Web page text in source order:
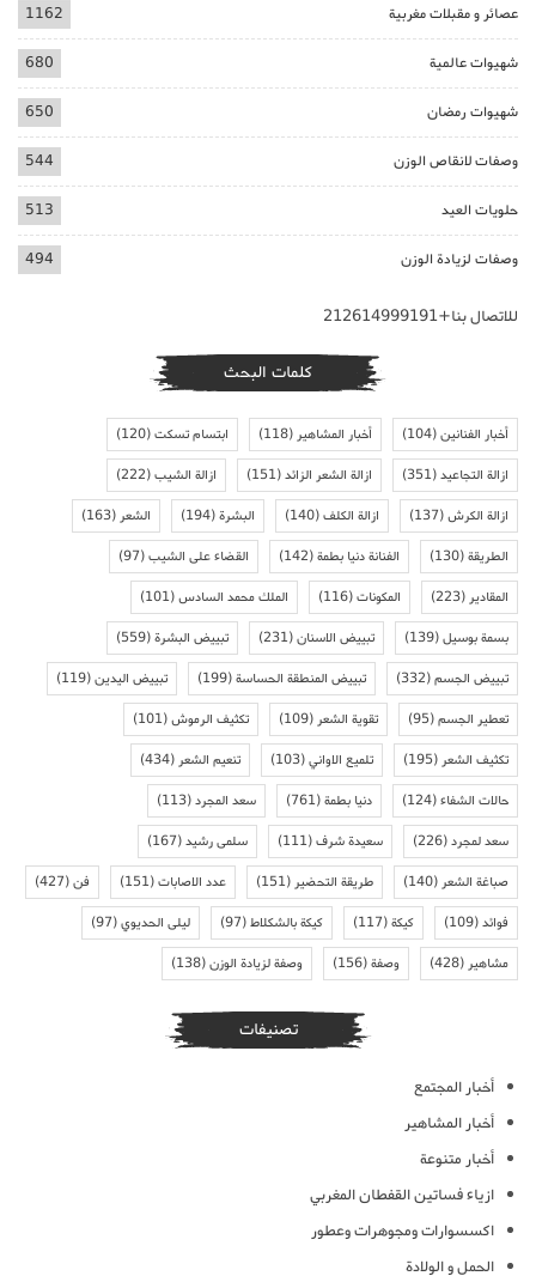
عصائر و مقبلات مغربية 1162
شهيوات عالمية 680
شهيوات رمضان 650
وصفات لانقاص الوزن 544
حلويات العيد 513
وصفات لزيادة الوزن 494
للاتصال بنا+212614999191
كلمات البحث
أخبار الفنانين(104) أخبار المشاهير(118) ابتسام تسكت(120)
ازالة التجاعيد(351) ازالة الشعر الزائد(151) ازالة الشيب(222)
ازالة الكرش(137) ازالة الكلف(140) البشرة(194) الشعر(163)
الطريقة(130) الفنانة دنيا بطمة(142) القضاء على الشيب(97)
المقادير(223) المكونات(116) الملك محمد السادس(101)
بسمة بوسيل(139) تبييض الاسنان(231) تبييض البشرة(559)
تبييض الجسم(332) تبييض المنطقة الحساسة(199) تبييض اليدين(119)
تعطير الجسم(95) تقوية الشعر(109) تكثيف الرموش(101)
تكثيف الشعر(195) تلميع الاواني(103) تنعيم الشعر(434)
حالات الشفاء(124) دنيا بطمة(761) سعد المجرد(113)
سعد لمجرد(226) سعيدة شرف(111) سلمى رشيد(167)
صباغة الشعر(140) طريقة التحضير(151) عدد الاصابات(151) فن(427)
فوائد(109) كيكة(117) كيكة بالشكلاط(97) ليلى الحديوي(97)
مشاهير(428) وصفة(156) وصفة لزيادة الوزن(138)
تصنيفات
أخبار المجتمع
أخبار المشاهير
أخبار متنوعة
ازياء فساتين القفطان المغربي
اكسسوارات ومجوهرات وعطور
الحمل و الولادة